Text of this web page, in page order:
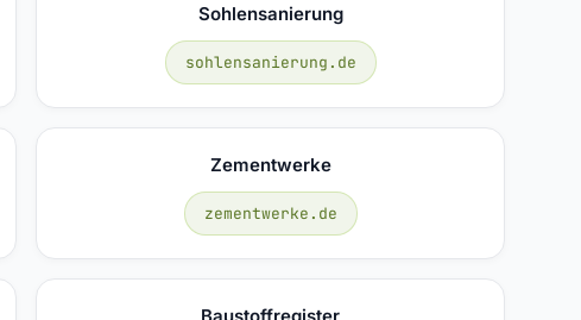
Sohlensanierung
sohlensanierung.de
Zementwerke
zementwerke.de
Baustoffregister